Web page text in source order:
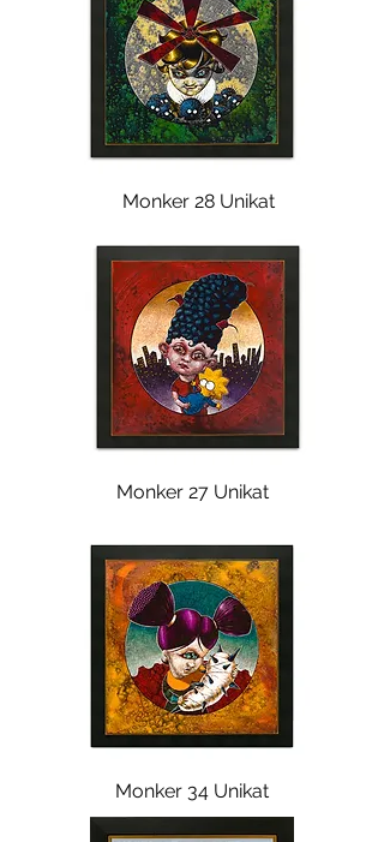
Monker 28 Unikat
Monker 27 Unikat
Monker 34 Unikat